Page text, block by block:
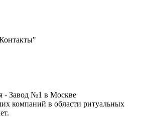
- Завод №1 в Москве
компаний в области ритуальных